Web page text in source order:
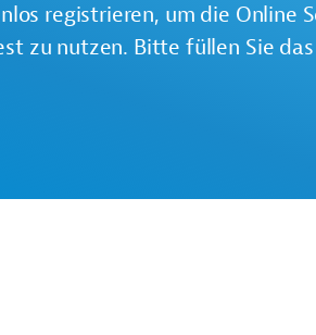
registrieren, um die Online
zu nutzen. Bitte füllen Sie